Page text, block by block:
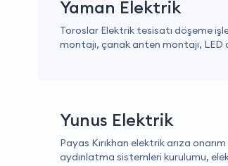
Yaman Elektrik
Toroslar Elektrik tesisatı döşeme
montajı, çanak anten montajı,
Yunus Elektrik
Payas Kırıkhan elektrik arıza
aydınlatma sistemleri kurulumu,